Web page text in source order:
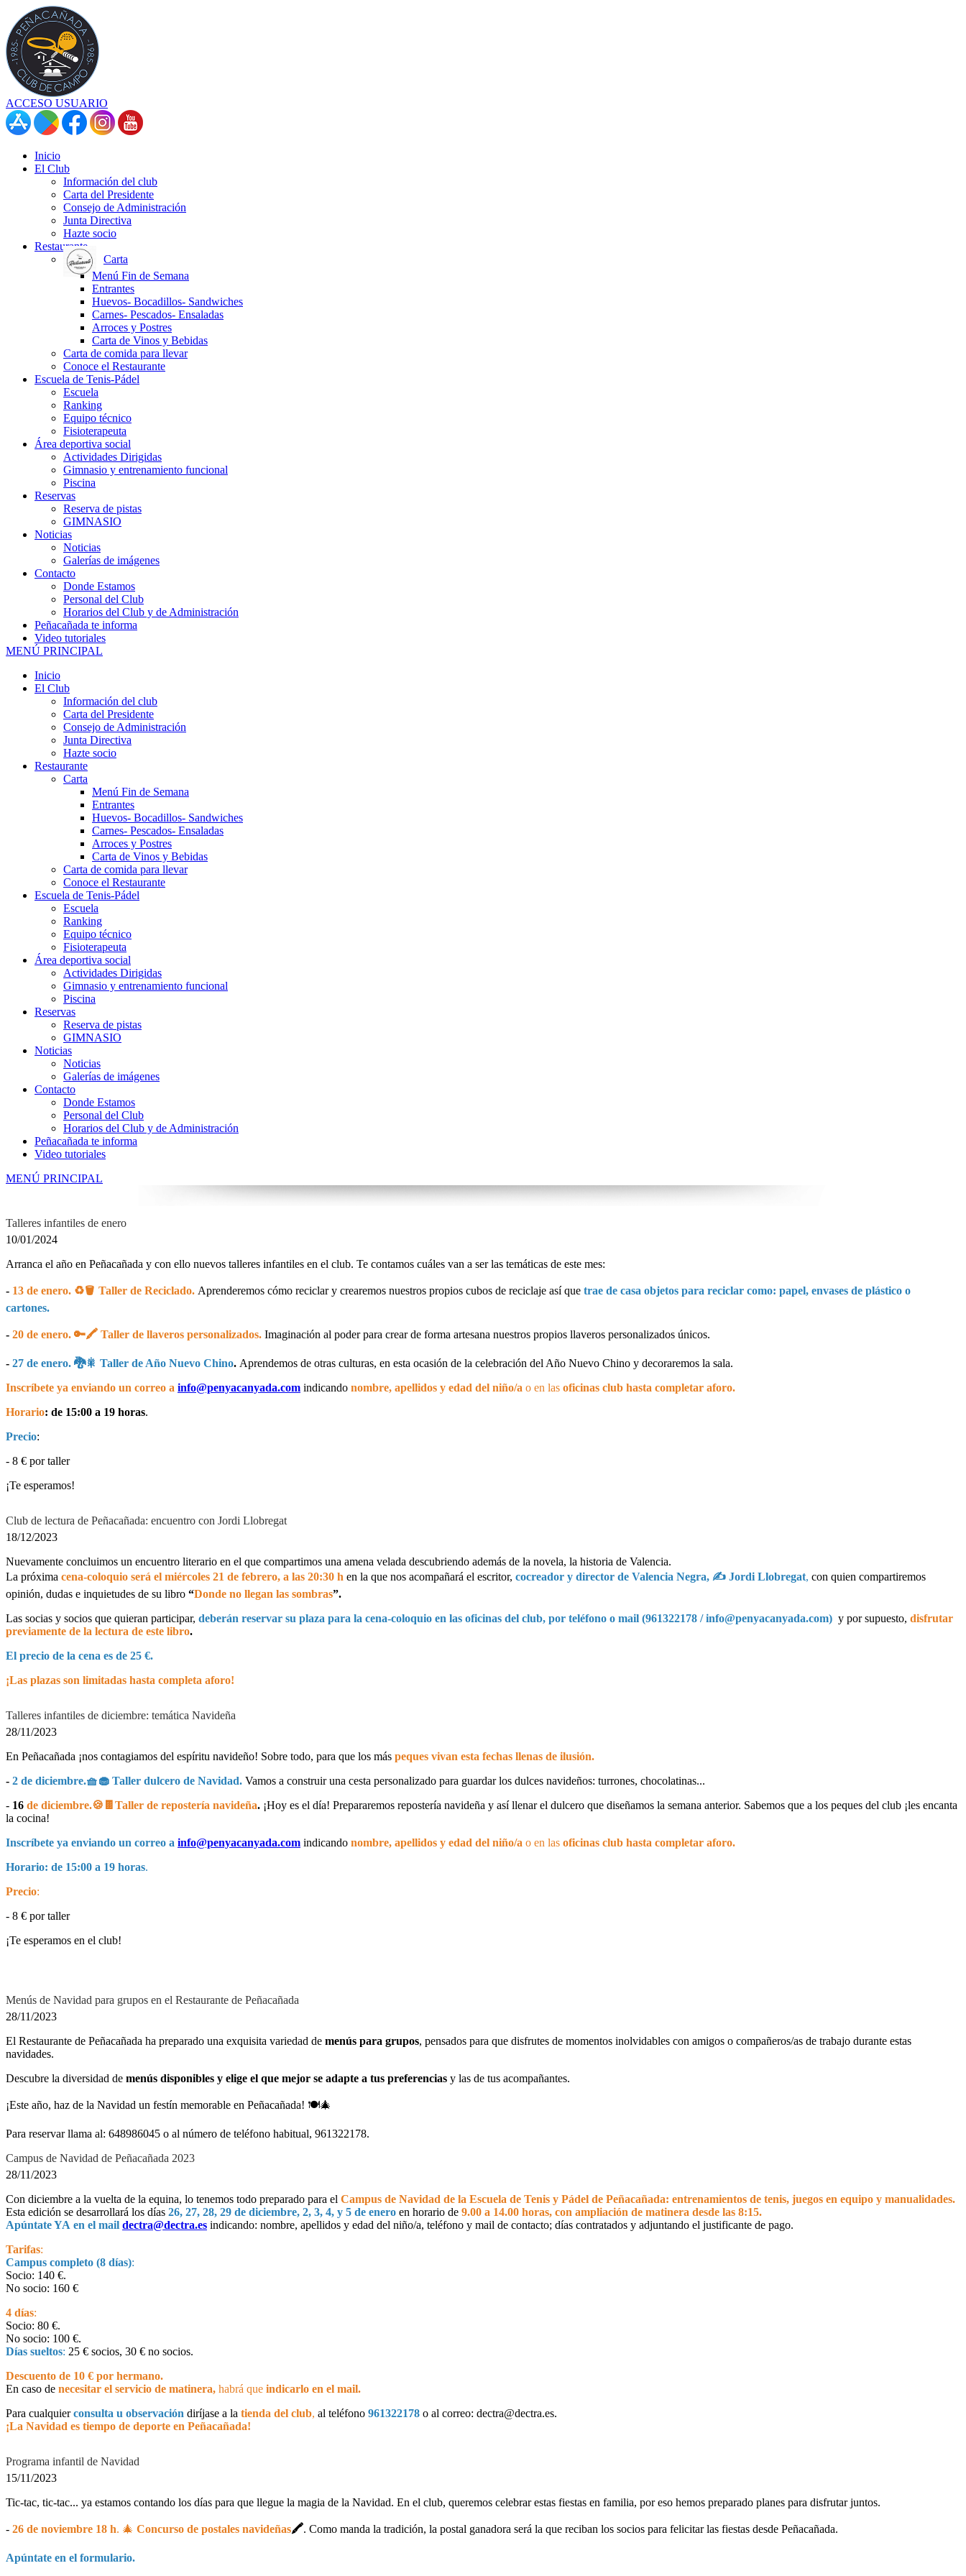
ACCESO USUARIO
Inicio
El Club
Información del club
Carta del Presidente
Consejo de Administración
Junta Directiva
Hazte socio
Restaurante
Carta
Menú Fin de Semana
Entrantes
Huevos- Bocadillos- Sandwiches
Carnes- Pescados- Ensaladas
Arroces y Postres
Carta de Vinos y Bebidas
Carta de comida para llevar
Conoce el Restaurante
Escuela de Tenis-Pádel
Escuela
Ranking
Equipo técnico
Fisioterapeuta
Área deportiva social
Actividades Dirigidas
Gimnasio y entrenamiento funcional
Piscina
Reservas
Reserva de pistas
GIMNASIO
Noticias
Noticias
Galerías de imágenes
Contacto
Donde Estamos
Personal del Club
Horarios del Club y de Administración
Peñacañada te informa
Video tutoriales
MENÚ PRINCIPAL
Inicio
El Club
Información del club
Carta del Presidente
Consejo de Administración
Junta Directiva
Hazte socio
Restaurante
Carta
Menú Fin de Semana
Entrantes
Huevos- Bocadillos- Sandwiches
Carnes- Pescados- Ensaladas
Arroces y Postres
Carta de Vinos y Bebidas
Carta de comida para llevar
Conoce el Restaurante
Escuela de Tenis-Pádel
Escuela
Ranking
Equipo técnico
Fisioterapeuta
Área deportiva social
Actividades Dirigidas
Gimnasio y entrenamiento funcional
Piscina
Reservas
Reserva de pistas
GIMNASIO
Noticias
Noticias
Galerías de imágenes
Contacto
Donde Estamos
Personal del Club
Horarios del Club y de Administración
Peñacañada te informa
Video tutoriales
MENÚ PRINCIPAL
Talleres infantiles de enero
10/01/2024
Arranca el año en Peñacañada y con ello nuevos talleres infantiles en el club. Te contamos cuáles van a ser las temáticas de este mes:
- 13 de enero. ♻🪣 Taller de Reciclado. Aprenderemos cómo reciclar y crearemos nuestros propios cubos de reciclaje así que trae de casa objetos para reciclar como: papel, envases de plástico o
cartones.
- 20 de enero. 🔑🖍 Taller de llaveros personalizados. Imaginación al poder para crear de forma artesana nuestros propios llaveros personalizados únicos.
- 27 de enero. 🐉🎇 Taller de Año Nuevo Chino. Aprendemos de otras culturas, en esta ocasión de la celebración del Año Nuevo Chino y decoraremos la sala.
Inscríbete ya enviando un correo a info@penyacanyada.com indicando nombre, apellidos y edad del niño/a o en las oficinas club hasta completar aforo.
Horario: de 15:00 a 19 horas.
Precio:
- 8 € por taller
¡Te esperamos!
Club de lectura de Peñacañada: encuentro con Jordi Llobregat
18/12/2023
Nuevamente concluimos un encuentro literario en el que compartimos una amena velada descubriendo además de la novela, la historia de Valencia.
La próxima cena-coloquio será el miércoles 21 de febrero, a las 20:30 h en la que nos acompañará el escritor, cocreador y director de Valencia Negra, ✍ Jordi Llobregat, con quien compartiremos
opinión, dudas e inquietudes de su libro “Donde no llegan las sombras”.
Las socias y socios que quieran participar, deberán reservar su plaza para la cena-coloquio en las oficinas del club, por teléfono o mail (961322178 / info@penyacanyada.com) y por supuesto, disfrutar
previamente de la lectura de este libro.
El precio de la cena es de 25 €.
¡Las plazas son limitadas hasta completa aforo!
Talleres infantiles de diciembre: temática Navideña
28/11/2023
En Peñacañada ¡nos contagiamos del espíritu navideño! Sobre todo, para que los más peques vivan esta fechas llenas de ilusión.
- 2 de diciembre.🧺🧁 Taller dulcero de Navidad. Vamos a construir una cesta personalizado para guardar los dulces navideños: turrones, chocolatinas...
- 16 de diciembre.🍪🍫Taller de repostería navideña. ¡Hoy es el día! Prepararemos repostería navideña y así llenar el dulcero que diseñamos la semana anterior. Sabemos que a los peques del club ¡les encanta
la cocina!
Inscríbete ya enviando un correo a info@penyacanyada.com indicando nombre, apellidos y edad del niño/a o en las oficinas club hasta completar aforo.
Horario: de 15:00 a 19 horas.
Precio:
- 8 € por taller
¡Te esperamos en el club!
Menús de Navidad para grupos en el Restaurante de Peñacañada
28/11/2023
El Restaurante de Peñacañada ha preparado una exquisita variedad de menús para grupos, pensados para que disfrutes de momentos inolvidables con amigos o compañeros/as de trabajo durante estas
navidades.
Descubre la diversidad de menús disponibles y elige el que mejor se adapte a tus preferencias y las de tus acompañantes.
¡Este año, haz de la Navidad un festín memorable en Peñacañada! 🍽️🎄
Para reservar llama al: 648986045 o al número de teléfono habitual, 961322178.
Campus de Navidad de Peñacañada 2023
28/11/2023
Con diciembre a la vuelta de la equina, lo tenemos todo preparado para el Campus de Navidad de la Escuela de Tenis y Pádel de Peñacañada: entrenamientos de tenis, juegos en equipo y manualidades.
Esta edición se desarrollará los días 26, 27, 28, 29 de diciembre, 2, 3, 4, y 5 de enero en horario de 9.00 a 14.00 horas, con ampliación de matinera desde las 8:15.
Apúntate YA en el mail dectra@dectra.es indicando: nombre, apellidos y edad del niño/a, teléfono y mail de contacto; días contratados y adjuntando el justificante de pago.
Tarifas:
Campus completo (8 días):
Socio: 140 €.
No socio: 160 €
4 días:
Socio: 80 €.
No socio: 100 €.
Días sueltos: 25 € socios, 30 € no socios.
Descuento de 10 € por hermano.
En caso de necesitar el servicio de matinera, habrá que indicarlo en el mail.
Para cualquier consulta u observación diríjase a la tienda del club, al teléfono 961322178 o al correo: dectra@dectra.es.
¡La Navidad es tiempo de deporte en Peñacañada!
Programa infantil de Navidad
15/11/2023
Tic-tac, tic-tac... ya estamos contando los días para que llegue la magia de la Navidad. En el club, queremos celebrar estas fiestas en familia, por eso hemos preparado planes para disfrutar juntos.
- 26 de noviembre 18 h. 🎄 Concurso de postales navideñas🖍. Como manda la tradición, la postal ganadora será la que reciban los socios para felicitar las fiestas desde Peñacañada.
Apúntate en el formulario.